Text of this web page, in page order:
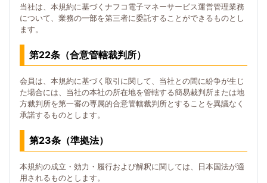
当社は、本規約に基づくナフコ電子マネーサービス運営管理業務
について、業務の一部を第三者に委託することができるものとし
ます。
第22条（合意管轄裁判所）
会員は、本規約に基づく取引に関して、当社との間に紛争が生じ
た場合には、当社の本社の所在地を管轄する簡易裁判所または地
方裁判所を第一審の専属的合意管轄裁判所とすることを異議なく
承諾するものとします。
第23条（準拠法）
本規約の成立・効力・履行および解釈に関しては、日本国法が適
用されるものとします。